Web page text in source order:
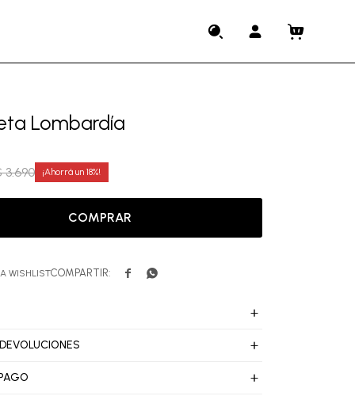
Lombardía
3.690 18
COMPRAR
 